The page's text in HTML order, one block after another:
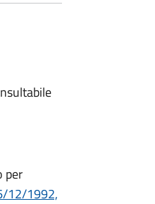
per
12/1992,